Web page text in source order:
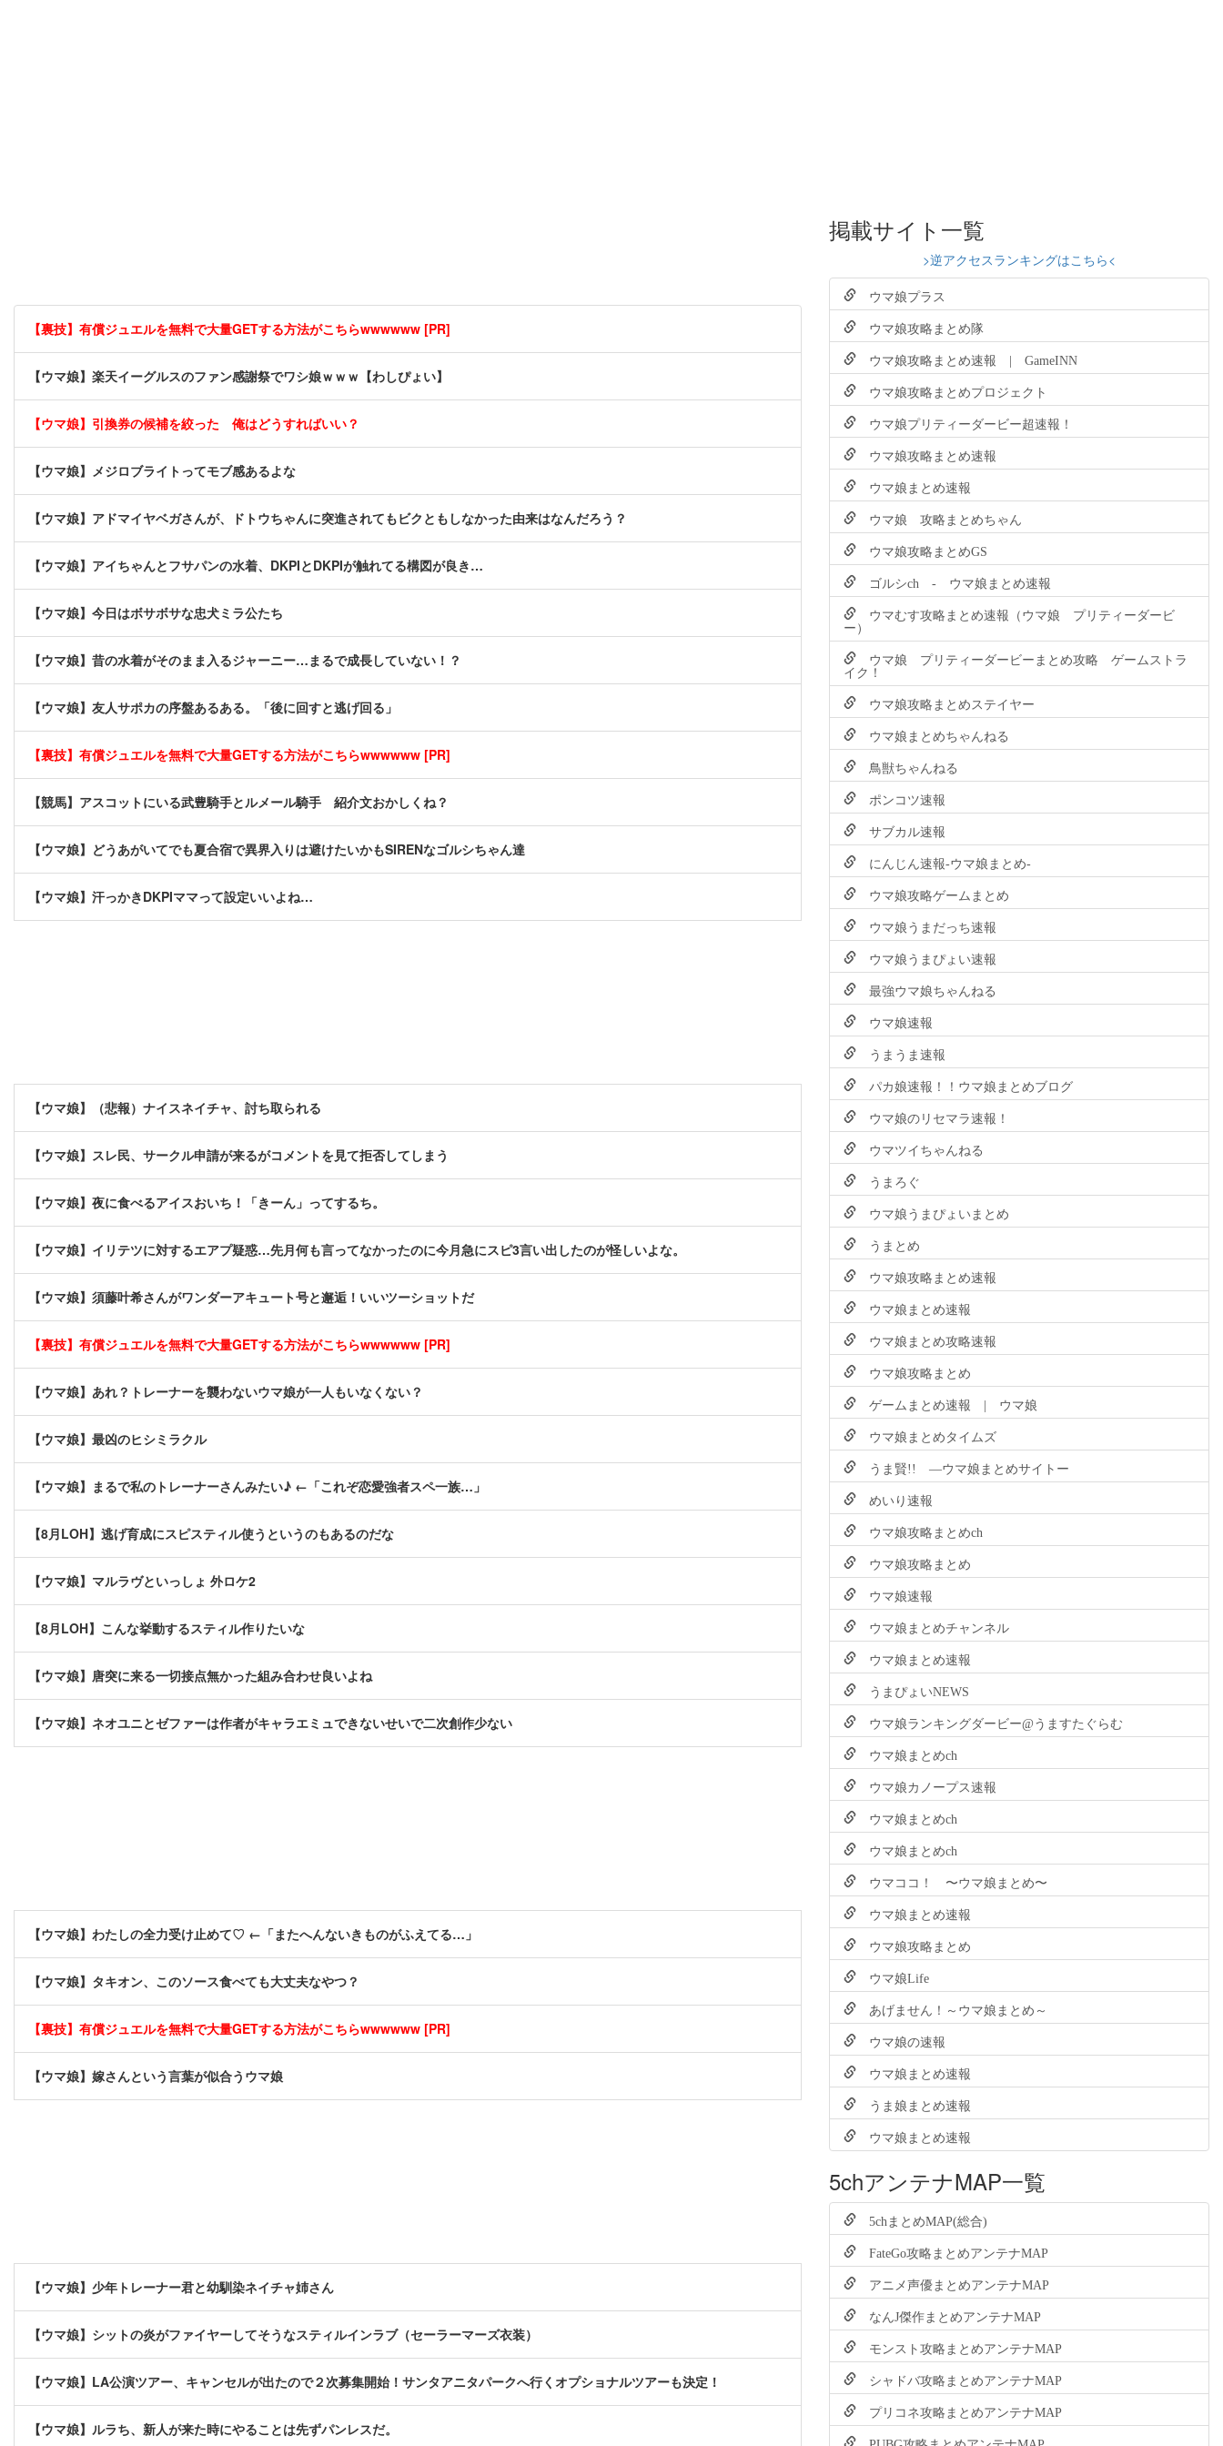
【裏技】有償ジュエルを無料で大量GETする方法がこちらwwwwww [PR]
【ウマ娘】楽天イーグルスのファン感謝祭でワシ娘ｗｗｗ【わしぴょい】
【ウマ娘】引換券の候補を絞った 俺はどうすればいい？
【ウマ娘】メジロブライトってモブ感あるよな
【ウマ娘】アドマイヤベガさんが、ドトウちゃんに突進されてもビクともしなかった由来はなんだろう？
【ウマ娘】アイちゃんとフサパンの水着、DKPIとDKPIが触れてる構図が良き…
【ウマ娘】今日はボサボサな忠犬ミラ公たち
【ウマ娘】昔の水着がそのまま入るジャーニー…まるで成長していない！？
【ウマ娘】友人サポカの序盤あるある。「後に回すと逃げ回る」
【裏技】有償ジュエルを無料で大量GETする方法がこちらwwwwww [PR]
【競馬】アスコットにいる武豊騎手とルメール騎手 紹介文おかしくね？
【ウマ娘】どうあがいてでも夏合宿で異界入りは避けたいかもSIRENなゴルシちゃん達
【ウマ娘】汗っかきDKPIママって設定いいよね…
【ウマ娘】（悲報）ナイスネイチャ、討ち取られる
【ウマ娘】スレ民、サークル申請が来るがコメントを見て拒否してしまう
【ウマ娘】夜に食べるアイスおいち！「きーん」ってするち。
【ウマ娘】イリテツに対するエアプ疑惑…先月何も言ってなかったのに今月急にスピ3言い出したのが怪しいよな。
【ウマ娘】須藤叶希さんがワンダーアキュート号と邂逅！いいツーショットだ
【裏技】有償ジュエルを無料で大量GETする方法がこちらwwwwww [PR]
【ウマ娘】あれ？トレーナーを襲わないウマ娘が一人もいなくない？
【ウマ娘】最凶のヒシミラクル
【ウマ娘】まるで私のトレーナーさんみたい♪ ←「これぞ恋愛強者スペ一族…」
【8月LOH】逃げ育成にスピスティル使うというのもあるのだな
【ウマ娘】マルラヴといっしょ 外ロケ2
【8月LOH】こんな挙動するスティル作りたいな
【ウマ娘】唐突に来る一切接点無かった組み合わせ良いよね
【ウマ娘】ネオユニとゼファーは作者がキャラエミュできないせいで二次創作少ない
【ウマ娘】わたしの全力受け止めて♡ ←「またへんないきものがふえてる…」
【ウマ娘】タキオン、このソース食べても大丈夫なやつ？
【裏技】有償ジュエルを無料で大量GETする方法がこちらwwwwww [PR]
【ウマ娘】嫁さんという言葉が似合うウマ娘
【ウマ娘】少年トレーナー君と幼馴染ネイチャ姉さん
【ウマ娘】シットの炎がファイヤーしてそうなスティルインラブ（セーラーマーズ衣装）
【ウマ娘】LA公演ツアー、キャンセルが出たので２次募集開始！サンタアニタパークへ行くオプショナルツアーも決定！
【ウマ娘】ルラち、新人が来た時にやることは先ずパンレスだ。
掲載サイト一覧
>逆アクセスランキングはこちら<
ウマ娘プラス
ウマ娘攻略まとめ隊
ウマ娘攻略まとめ速報 | GameINN
ウマ娘攻略まとめプロジェクト
ウマ娘プリティーダービー超速報！
ウマ娘攻略まとめ速報
ウマ娘まとめ速報
ウマ娘 攻略まとめちゃん
ウマ娘攻略まとめGS
ゴルシch - ウマ娘まとめ速報
ウマむす攻略まとめ速報（ウマ娘 プリティーダービ
ー）
ウマ娘 プリティーダービーまとめ攻略 ゲームストラ
イク！
ウマ娘攻略まとめステイヤー
ウマ娘まとめちゃんねる
鳥獣ちゃんねる
ポンコツ速報
サブカル速報
にんじん速報-ウマ娘まとめ-
ウマ娘攻略ゲームまとめ
ウマ娘うまだっち速報
ウマ娘うまぴょい速報
最強ウマ娘ちゃんねる
ウマ娘速報
うまうま速報
パカ娘速報！！ウマ娘まとめブログ
ウマ娘のリセマラ速報！
ウマツイちゃんねる
うまろぐ
ウマ娘うまぴょいまとめ
うまとめ
ウマ娘攻略まとめ速報
ウマ娘まとめ速報
ウマ娘まとめ攻略速報
ウマ娘攻略まとめ
ゲームまとめ速報 | ウマ娘
ウマ娘まとめタイムズ
うま賢!! ―ウマ娘まとめサイトー
めいり速報
ウマ娘攻略まとめch
ウマ娘攻略まとめ
ウマ娘速報
ウマ娘まとめチャンネル
ウマ娘まとめ速報
うまぴょいNEWS
ウマ娘ランキングダービー@うますたぐらむ
ウマ娘まとめch
ウマ娘カノープス速報
ウマ娘まとめch
ウマ娘まとめch
ウマココ！ 〜ウマ娘まとめ〜
ウマ娘まとめ速報
ウマ娘攻略まとめ
ウマ娘Life
あげません！～ウマ娘まとめ～
ウマ娘の速報
ウマ娘まとめ速報
うま娘まとめ速報
ウマ娘まとめ速報
5chアンテナMAP一覧
5chまとめMAP(総合)
FateGo攻略まとめアンテナMAP
アニメ声優まとめアンテナMAP
なんJ傑作まとめアンテナMAP
モンスト攻略まとめアンテナMAP
シャドバ攻略まとめアンテナMAP
プリコネ攻略まとめアンテナMAP
PUBG攻略まとめアンテナMAP